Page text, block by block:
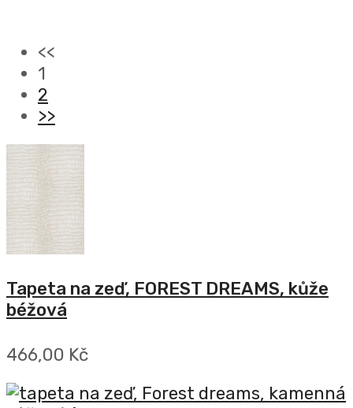
<<
1
2
>>
Tapeta na zeď, FOREST DREAMS, kůže
béžová
466,00 Kč